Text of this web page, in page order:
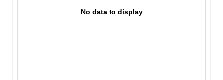
No data to display